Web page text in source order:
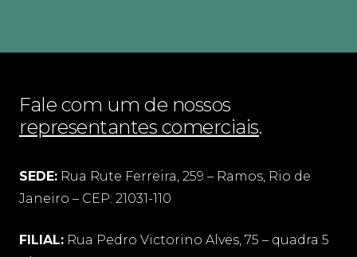
Fale com um de nossos
representantes comerciais.
SEDE: Rua Rute Ferreira, 259 – Ramos, Rio de
Janeiro – CEP: 21031-110
FILIAL: Rua Pedro Victorino Alves, 75 – quadra 5